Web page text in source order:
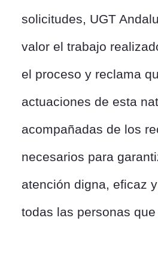
solicitudes, UGT
valor el trabajo
el proceso y reclama
actuaciones de esta
acompañadas de los
necesarios para
atención digna, eficaz
todas las personas